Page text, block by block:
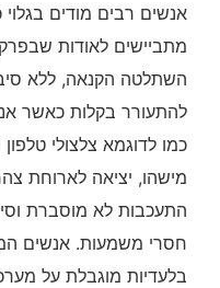
אנשים רבים מודים
מתביישים לאודות
השתלטה הקנאה, ללא
להתעורר בקלות כאשר
כמו לדוגמא צלצולי
מישהו, יציאה לארוחת
התעכבות לא מוסברת
חסרי משמעות. אנשים
בלעדיות מוגבלת על